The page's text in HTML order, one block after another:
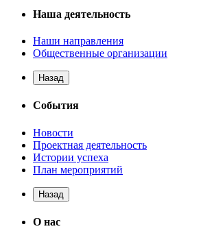
Наша деятельность
Наши направления
Общественные организации
Назад
События
Новости
Проектная деятельность
Истории успеха
План мероприятий
Назад
О нас